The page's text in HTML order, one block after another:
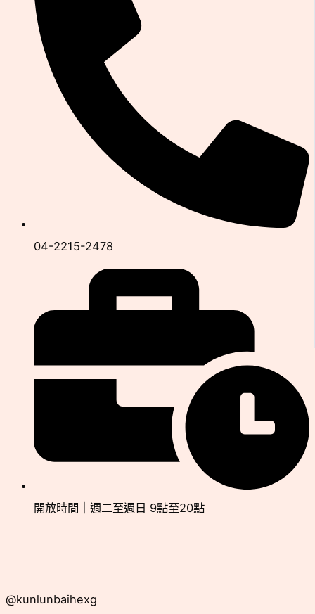
04-2215-2478
開放時間｜週二至週日 9點至20點
@kunlunbaihexg